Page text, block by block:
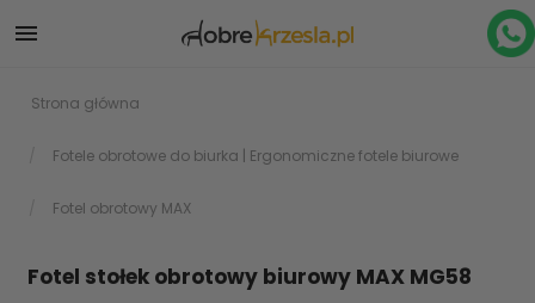

Strona główna
Fotele obrotowe do biurka | Ergonomiczne fotele biurowe
Fotel obrotowy MAX
Fotel stołek obrotowy biurowy MAX MG58